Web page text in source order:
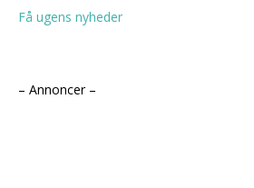
Få ugens nyheder
– Annoncer –